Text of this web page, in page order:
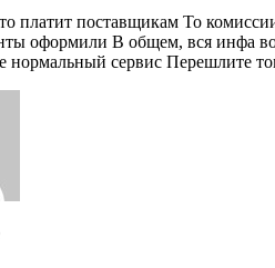
платит поставщикам То
оформили В общем, вся инфа
нормальный сервис Перешлите